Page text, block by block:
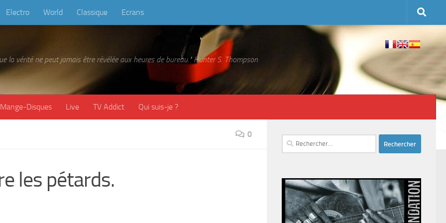
Electro World Classique Ecrans
la vérité ne peut jamais être révélée aux heures de bureau." Hunter S. Thompson
Mange-Disques Live TV Addict Qui suis-je ?
0
les pétards.
Rechercher :